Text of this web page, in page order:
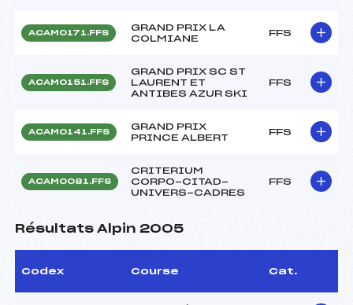
ACAM0171.FFS
GRAND PRIX LA
COLMIANE
FFS
ACAM0151.FFS
GRAND PRIX SC ST
LAURENT ET
ANTIBES AZUR SKI
FFS
ACAM0141.FFS
GRAND PRIX
PRINCE ALBERT
FFS
ACAM0081.FFS
CRITERIUM
CORPO-CITAD-
UNIVERS-CADRES
FFS
Résultats Alpin 2005
Codex Course Cat.